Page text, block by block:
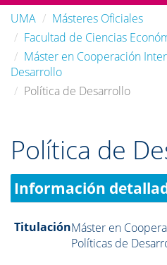
UMA
Másteres Oficiales
Facultad de Ciencias
Máster en Cooperación
Desarrollo
Política de Desarrollo
Política de
Información
TitulaciónMáster en
Políticas de